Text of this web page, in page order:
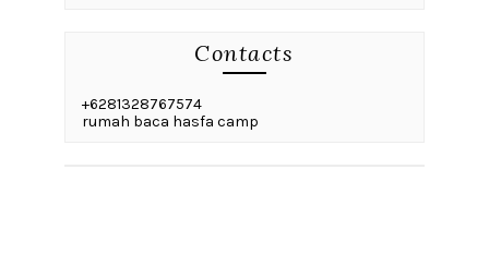
Contacts
+6281328767574
rumah baca hasfa camp